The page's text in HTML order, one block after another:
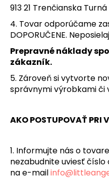
913 21 Trenčianska Turná
4. Tovar odporúčame
DOPORUČENE.
Prepravné náklady
zákazník.
5. Zároveň si vytvorte
správnymi výrobkami či
AKO POSTUPOVAŤ PRI
1. Informujte nás o
nezabudnite uviesť
na e-mail